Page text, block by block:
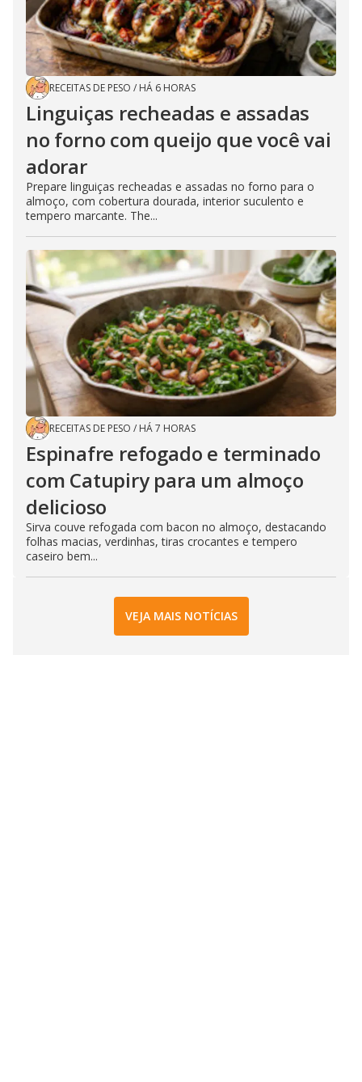
RECEITAS DE PESO / HÁ 6 HORAS
Linguiças recheadas e assadas
no forno com queijo que você vai
adorar
Prepare linguiças recheadas e assadas no forno para o
almoço, com cobertura dourada, interior suculento e
tempero marcante. The...
RECEITAS DE PESO / HÁ 7 HORAS
Espinafre refogado e terminado
com Catupiry para um almoço
delicioso
Sirva couve refogada com bacon no almoço, destacando
folhas macias, verdinhas, tiras crocantes e tempero
caseiro bem...
VEJA MAIS NOTÍCIAS